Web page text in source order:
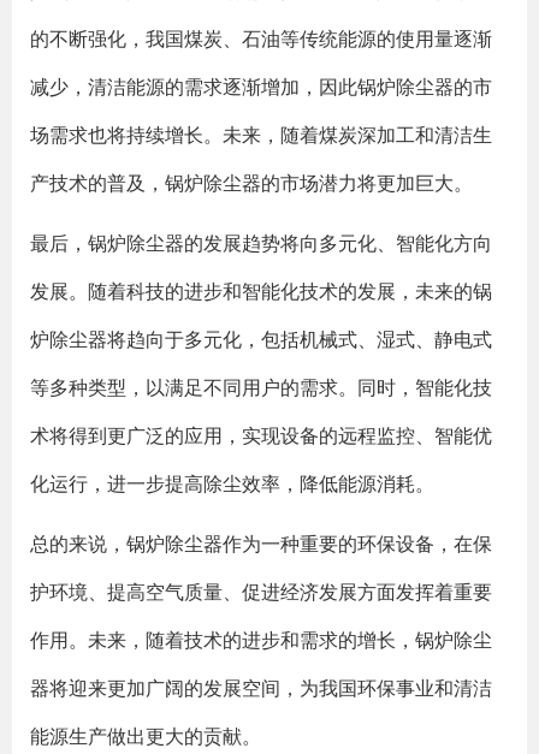
的不断强化，我国煤炭、石油等传统能源的使用量逐渐
减少，清洁能源的需求逐渐增加，因此锅炉除尘器的市
场需求也将持续增长。未来，随着煤炭深加工和清洁生
产技术的普及，锅炉除尘器的市场潜力将更加巨大。
最后，锅炉除尘器的发展趋势将向多元化、智能化方向
发展。随着科技的进步和智能化技术的发展，未来的锅
炉除尘器将趋向于多元化，包括机械式、湿式、静电式
等多种类型，以满足不同用户的需求。同时，智能化技
术将得到更广泛的应用，实现设备的远程监控、智能优
化运行，进一步提高除尘效率，降低能源消耗。
总的来说，锅炉除尘器作为一种重要的环保设备，在保
护环境、提高空气质量、促进经济发展方面发挥着重要
作用。未来，随着技术的进步和需求的增长，锅炉除尘
器将迎来更加广阔的发展空间，为我国环保事业和清洁
能源生产做出更大的贡献。